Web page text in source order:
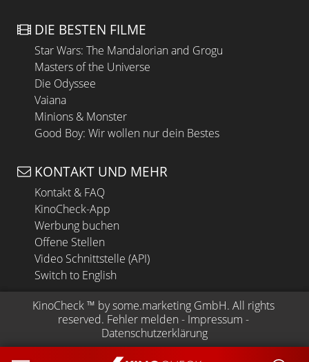
DIE BESTEN FILME
Star Wars: The Mandalorian and Grogu
Masters of the Universe
Die Odyssee
Vaiana
Minions & Monster
Good Boy: Wir wollen nur dein Bestes
KONTAKT UND MEHR
Kontakt & FAQ
KinoCheck-App
Werbung buchen
Offene Stellen
Video Schnittstelle (API)
Switch to English
KinoCheck ™ by some.marketing GmbH. All rights
reserved. Fehler melden - Impressum -
Datenschutzerklärung